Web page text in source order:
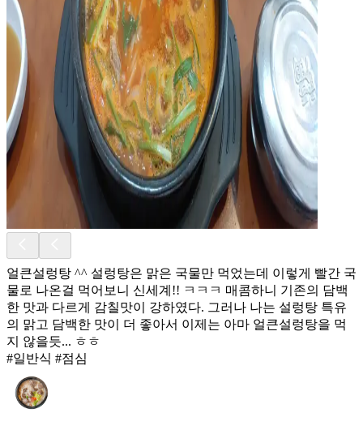
얼큰설렁탕 ^^ 설렁탕은 맑은 국물만 먹었는데 이렇게 빨간 국
물로 나온걸 먹어보니 신세계!! ㅋㅋㅋ 매콤하니 기존의 담백
한 맛과 다르게 감칠맛이 강하였다. 그러나 나는 설렁탕 특유
의 맑고 담백한 맛이 더 좋아서 이제는 아마 얼큰설렁탕을 먹
지 않을듯... ㅎㅎ
#일반식 #점심